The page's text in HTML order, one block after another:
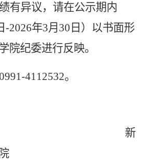
有异议，请在公示期内
-2026年3月 30 日）以书面形
院纪委进行反映。
4112532。
新